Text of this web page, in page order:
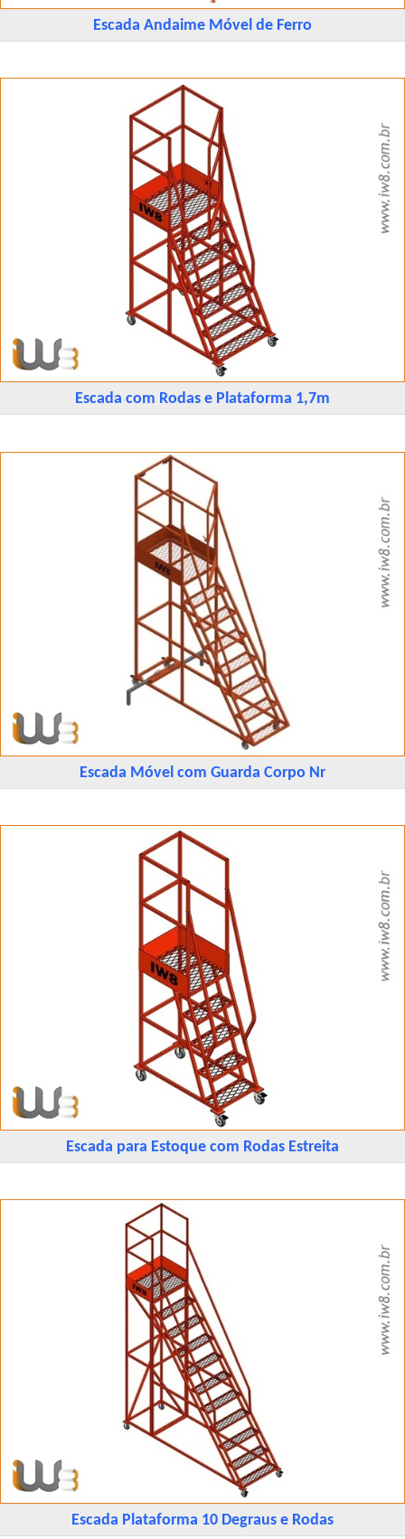
Escada Andaime Móvel de Ferro
Escada com Rodas e Plataforma 1,7m
Escada Móvel com Guarda Corpo Nr
Escada para Estoque com Rodas Estreita
Escada Plataforma 10 Degraus e Rodas